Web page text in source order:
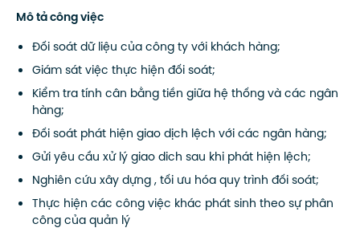
Mô tả công việc
Đối soát dữ liệu của công ty với khách hàng;
Giám sát việc thực hiện đối soát;
Kiểm tra tính cân bằng tiền giữa hệ thống và các ngân
hàng;
Đối soát phát hiện giao dịch lệch với các ngân hàng;
Gửi yêu cầu xử lý giao dich sau khi phát hiện lệch;
Nghiên cứu xây dựng , tối ưu hóa quy trình đối soát;
Thực hiện các công việc khác phát sinh theo sự phân
công của quản lý